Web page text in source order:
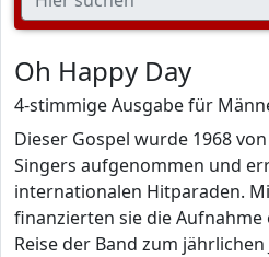
Oh Happy Day
4-stimmige Ausgabe für
Dieser Gospel wurde 1968
Singers aufgenommen und
internationalen Hitparaden.
finanzierten sie die Aufnahme
Reise der Band zum